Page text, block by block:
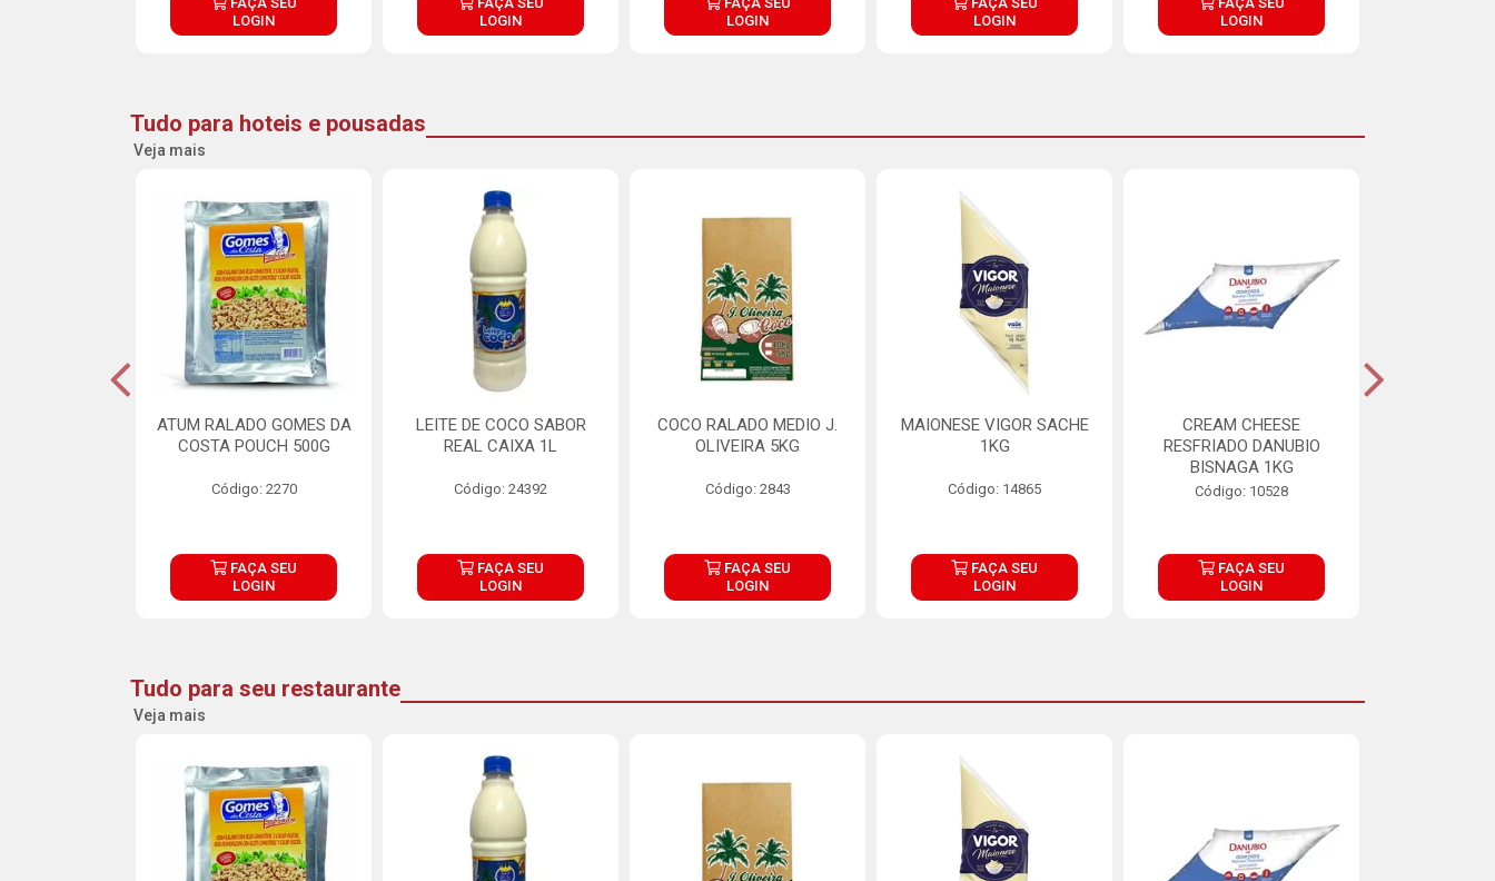
LOGIN
LOGIN
LOGIN
LOGIN
LOGIN
Tudo para hoteis e pousadas
Veja mais
ATUM RALADO GOMES DA
COSTA POUCH 500G
Código: 2270
FAÇA SEU
LOGIN
LEITE DE COCO SABOR
REAL CAIXA 1L
Código: 24392
FAÇA SEU
LOGIN
COCO RALADO MEDIO J.
OLIVEIRA 5KG
Código: 2843
FAÇA SEU
LOGIN
MAIONESE VIGOR SACHE
1KG
Código: 14865
FAÇA SEU
LOGIN
CREAM CHEESE
RESFRIADO DANUBIO
BISNAGA 1KG
Código: 10528
FAÇA SEU
LOGIN
Tudo para seu restaurante
Veja mais